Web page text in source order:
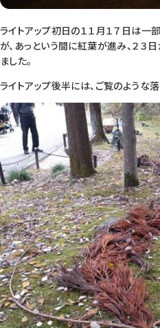
ライトアップ初日の１１月１７日は一
が、あっという間に紅葉が進み、２３
ました。
ライトアップ後半には、ご覧のような落